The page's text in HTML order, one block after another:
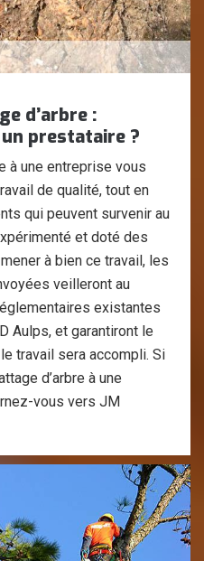
d’arbre :
prestataire ?
à une entreprise vous
de qualité, tout en
qui peuvent survenir au
et doté des
à bien ce travail, les
veilleront au
existantes
Aulps, et garantiront le
travail sera accompli. Si
d’arbre à une
vous vers JM